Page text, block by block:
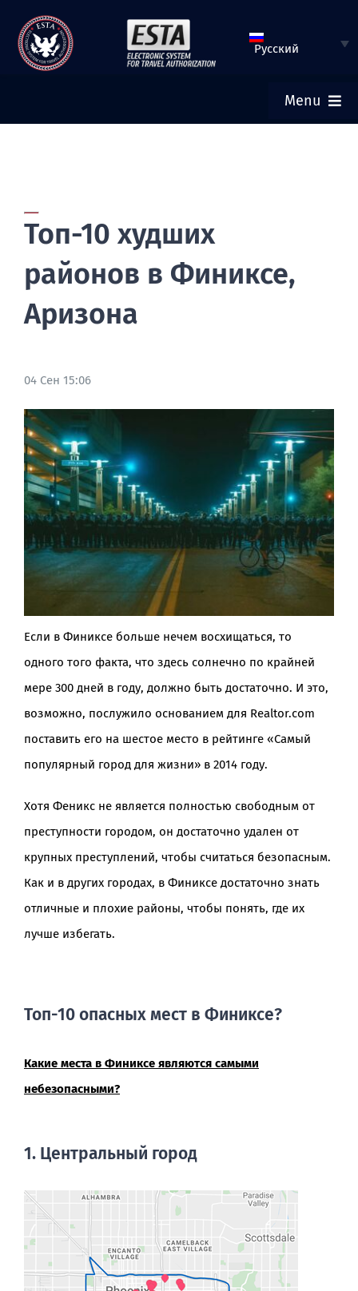
Перейти
содержимому
Русский
Menu
ПРОВЕРИТЬ СТАТУС ESTA
ТУРИСТИЧЕСКАЯ ВИЗА
BLOG
Топ-10 худших
районов в Финиксе,
Аризона
04 Сен 15:06
Если в Финиксе больше нечем восхищаться, то
одного того факта, что здесь солнечно по крайней
мере 300 дней в году, должно быть достаточно. И это,
возможно, послужило основанием для Realtor.com
поставить его на шестое место в рейтинге «Самый
популярный город для жизни» в 2014 году.
Хотя Феникс не является полностью свободным от
преступности городом, он достаточно удален от
крупных преступлений, чтобы считаться безопасным.
Как и в других городах, в Финиксе достаточно знать
отличные и плохие районы, чтобы понять, где их
лучше избегать.
Топ-10 опасных мест в Финиксе?
Какие места в Финиксе являются самыми
небезопасными?
1. Центральный город